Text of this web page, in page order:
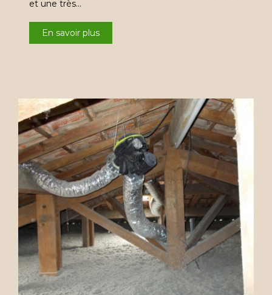
et une très…
En savoir plus